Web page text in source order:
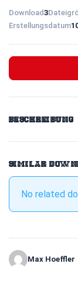
Download3
Erstellungsdatum
BESCHREIBUNG
SIMILAR
No related
Max Hoeffler